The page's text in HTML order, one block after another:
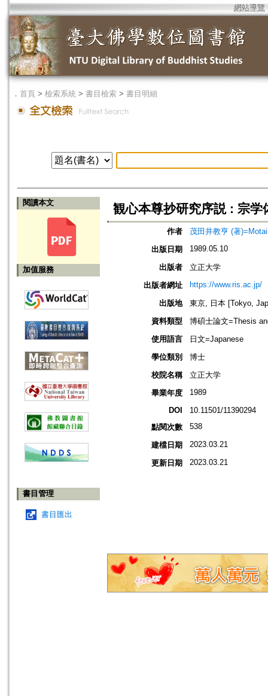
網站導覽
． 首頁 > 檢索系統 > 書目檢索 > 書目明細
閱讀本文
加值服務
書目管理
書目匯出
観心本尊抄研究序説 : 宗学
作者
茂田井教亨 (著
出版日期
1989.05.10
出版者
立正大学
出版者網址
https://www.ris.ac.jp/
出版地
東京, 日本 [Tokyo,
資料類型
博碩士論文=Thesis
使用語言
日文=Japanese
學位類別
博士
校院名稱
立正大学
畢業年度
1989
DOI
10.11501/11390294
點閱次數
538
建檔日期 2023.03.21
更新日期 2023.03.21